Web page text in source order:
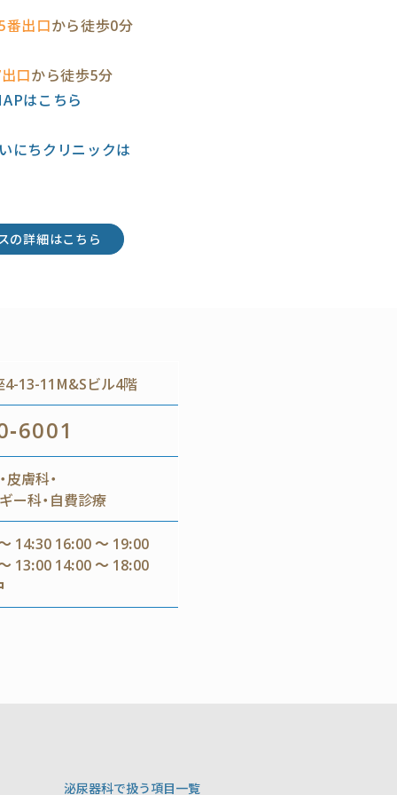
番出口から徒歩0分
口から徒歩5分
はこちら
にちクリニックは
の詳細はこちら
4-13-11M&Sビル4階
6001
皮膚科・
ー科・自費診療
14:30 16:00 ～ 19:00
13:00 14:00 ～ 18:00
泌尿器科で扱う項目一覧